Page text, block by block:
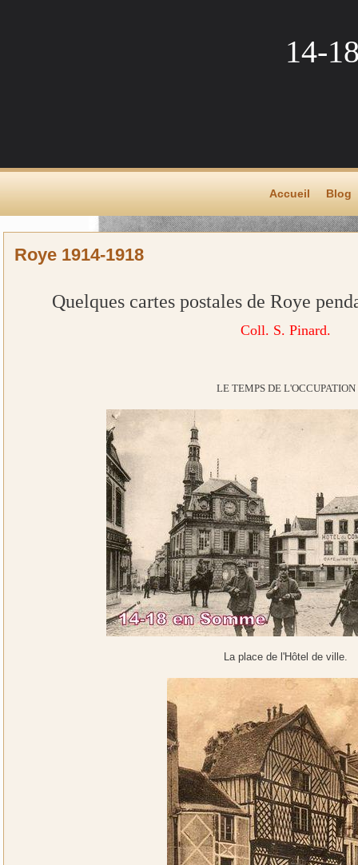
14-
Accueil Blog
Roye 1914-1918
Quelques cartes postales de Roye
Coll. S. Pinard.
LE TEMPS DE L'OCCUPATION
La place de l'Hôtel de ville.